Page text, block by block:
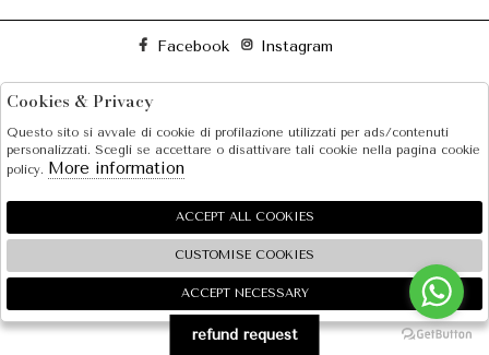
Facebook Instagram
SHOPPING
EXTRA
gruppo Zucchetti
🍪
refund request
Cookies & Privacy
Questo sito si avvale di cookie di profilazione utilizzati per ads/contenuti
personalizzati. Scegli se accettare o disattivare tali cookie nella pagina cookie
policy. More information
ACCEPT ALL COOKIES
CUSTOMISE COOKIES
ACCEPT NECESSARY